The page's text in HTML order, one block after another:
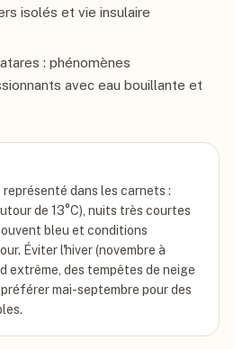
isolés et vie insulaire
: phénomènes
avec eau bouillante et
dans les carnets :
de 13°C), nuits très courtes
bleu et conditions
Éviter l'hiver (novembre à
extrême, des tempêtes de neige
mai-septembre pour des